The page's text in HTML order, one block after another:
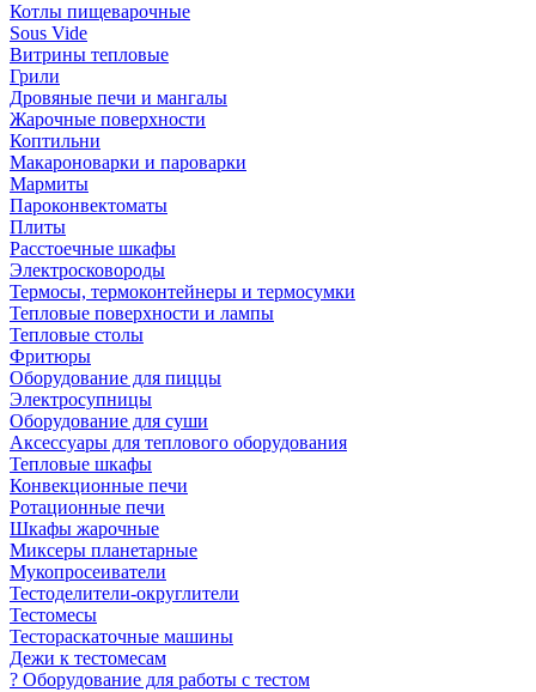
Котлы пищеварочные
Sous Vide
Витрины тепловые
Грили
Дровяные печи и мангалы
Жарочные поверхности
Коптильни
Макароноварки и пароварки
Мармиты
Пароконвектоматы
Плиты
Расстоечные шкафы
Электросковороды
Термосы, термоконтейнеры и термосумки
Тепловые поверхности и лампы
Тепловые столы
Фритюры
Оборудование для пиццы
Электросупницы
Оборудование для суши
Аксессуары для теплового оборудования
Тепловые шкафы
Конвекционные печи
Ротационные печи
Шкафы жарочные
Миксеры планетарные
Мукопросеиватели
Тестоделители-округлители
Тестомесы
Тестораскаточные машины
Дежи к тестомесам
? Оборудование для работы с тестом